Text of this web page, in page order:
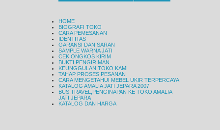
HOME
BIOGRAFI TOKO
CARA PEMESANAN
IDENTITAS
GARANSI DAN SARAN
SAMPLE WARNA JATI
CEK ONGKOS KIRIM
BUKTI PENGIRIMAN
KEUNGGULAN TOKO KAMI
TAHAP PROSES PESANAN
CARA MENGETAHUI MEBEL UKIR TERPERCAYA
KATALOG AMALIA JATI JEPARA 2007
BUS,TRAVEL,PENGINAPAN KE TOKO AMALIA
JATI JEPARA
KATALOG DAN HARGA